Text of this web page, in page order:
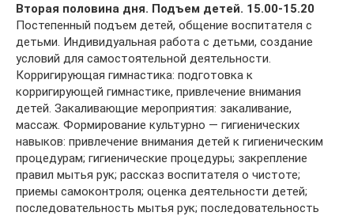
Вторая половина дня. Подъем детей. 15.00-15.20
Постепенный подъем детей, общение воспитателя с
детьми. Индивидуальная работа с детьми, создание
условий для самостоятельной деятельности.
Корригирующая гимнастика: подготовка к
корригирующей гимнастике, привлечение внимания
детей. Закаливающие мероприятия: закаливание,
массаж. Формирование культурно — гигиенических
навыков: привлечение внимания детей к гигиеническим
процедурам; гигиенические процедуры; закрепление
правил мытья рук; рассказ воспитателя о чистоте;
приемы самоконтроля; оценка деятельности детей;
последовательность мытья рук; последовательность